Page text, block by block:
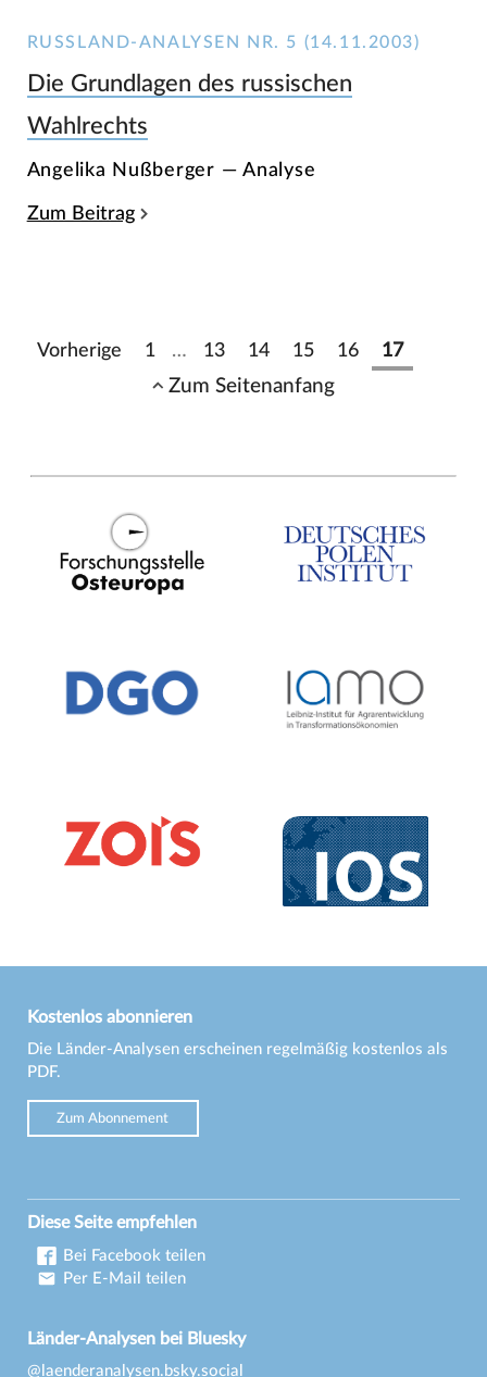
RUSSLAND-ANALYSEN NR. 5 (14.11.2003)
Die Grundlagen des russischen
Wahlrechts
Angelika Nußberger — Analyse
Zum Beitrag
Vorherige 1 … 13 14 15 16 17
Zum Seitenanfang
Kostenlos abonnieren
Die Länder-Analysen erscheinen regelmäßig kostenlos als
PDF.
Zum Abonnement
Diese Seite empfehlen
Bei Facebook teilen
Per E-Mail teilen
Länder-Analysen bei Bluesky
@laenderanalysen.bsky.social